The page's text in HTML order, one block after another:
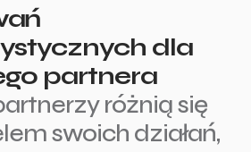
dla
partnera
różnią się
swoich działań,